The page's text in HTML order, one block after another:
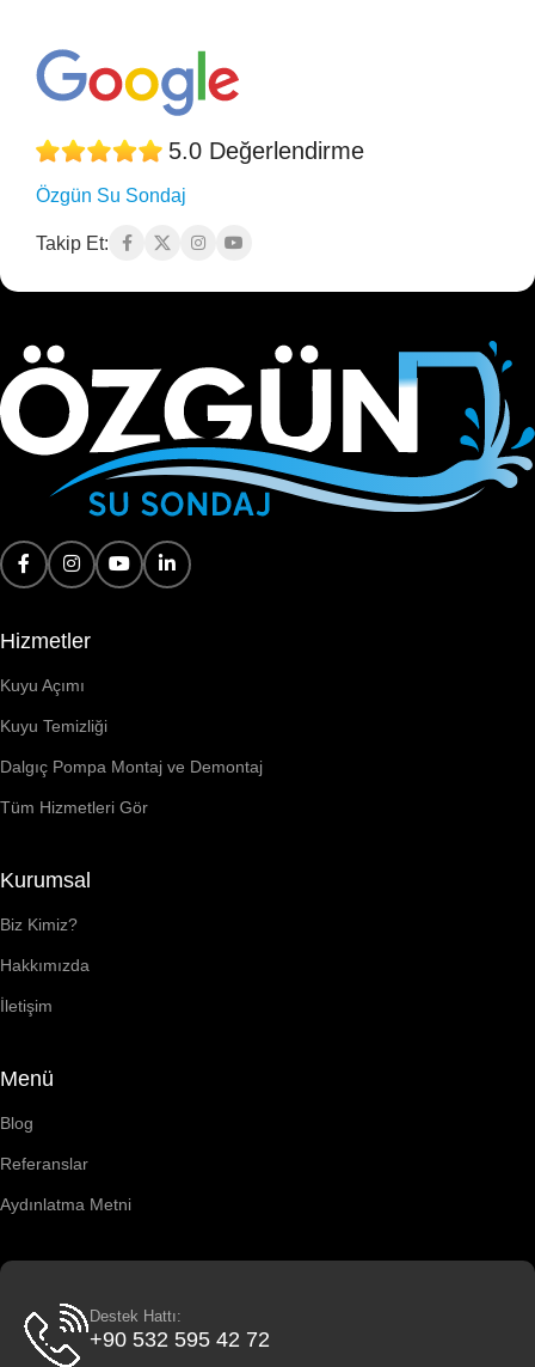
5.0 Değerlendirme
Özgün Su Sondaj
Takip Et:
Hizmetler
Kuyu Açımı
Kuyu Temizliği
Dalgıç Pompa Montaj ve Demontaj
Tüm Hizmetleri Gör
Kurumsal
Biz Kimiz?
Hakkımızda
İletişim
Menü
Blog
Referanslar
Aydınlatma Metni
Destek Hattı:
+90 532 595 42 72